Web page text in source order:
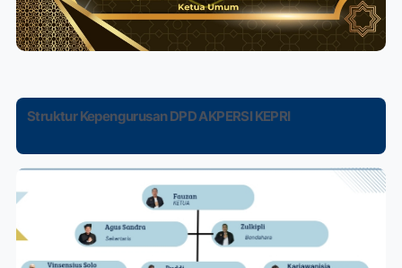
Struktur Kepengurusan DPD AKPERSI KEPRI